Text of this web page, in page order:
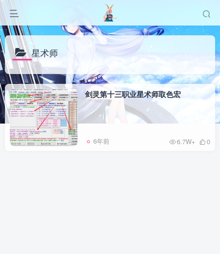
星术师
剑灵第十三职业星术师取色宏
6年前 6.7W+ 0